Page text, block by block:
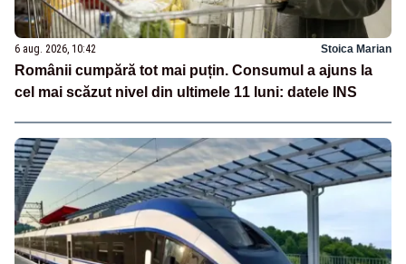
6 aug. 2026, 10:42 Stoica Marian
Românii cumpără tot mai puțin. Consumul a ajuns la
cel mai scăzut nivel din ultimele 11 luni: datele INS